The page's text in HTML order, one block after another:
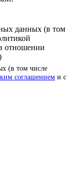
данных (в том
отношении
(в том числе
соглашением и с